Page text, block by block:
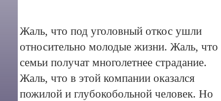
Жаль, что под уголовный откос ушли
относительно молодые жизни. Жаль, что
семьи получат многолетнее страдание.
Жаль, что в этой компании оказался
пожилой и глубокобольной человек. Но